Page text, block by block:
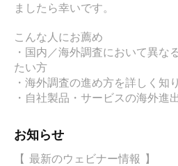
ましたら幸いです。
こんな人にお薦め
・国内／海外調査において異な
たい方
・海外調査の進め方を詳しく知
・自社製品・サービスの海外進
お知らせ
【 最新のウェビナー情報 】